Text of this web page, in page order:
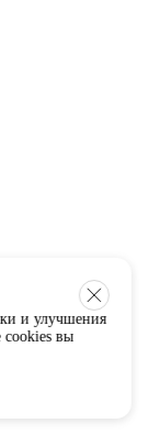
и улучшения
cookies вы